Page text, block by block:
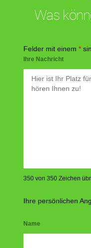
Was
Felder mit einem *
Ihre Nachricht
350 von 350 Zeichen
Ihre persönlichen
Name